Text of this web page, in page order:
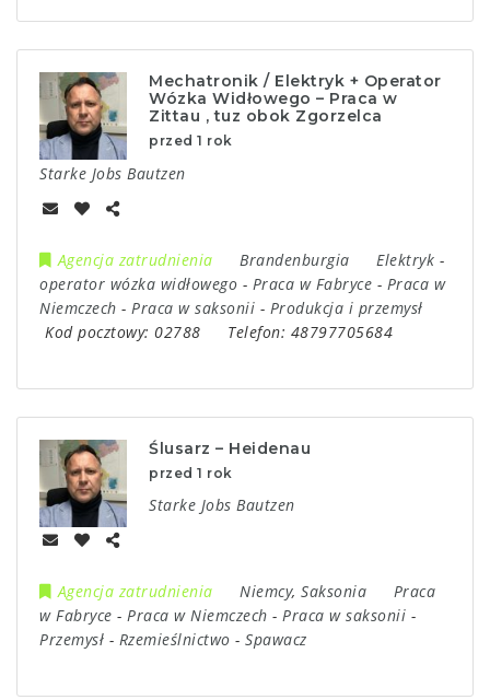
Mechatronik / Elektryk + Operator
Wózka Widłowego – Praca w
Zittau , tuz obok Zgorzelca
przed 1 rok
Starke Jobs Bautzen
Agencja zatrudnienia Brandenburgia Elektryk -
operator wózka widłowego - Praca w Fabryce - Praca w
Niemczech - Praca w saksonii - Produkcja i przemysł
Kod pocztowy: 02788 Telefon: 48797705684
Ślusarz – Heidenau
przed 1 rok
Starke Jobs Bautzen
Agencja zatrudnienia Niemcy, Saksonia
Praca
w Fabryce - Praca w Niemczech - Praca w saksonii -
Przemysł - Rzemieślnictwo - Spawacz